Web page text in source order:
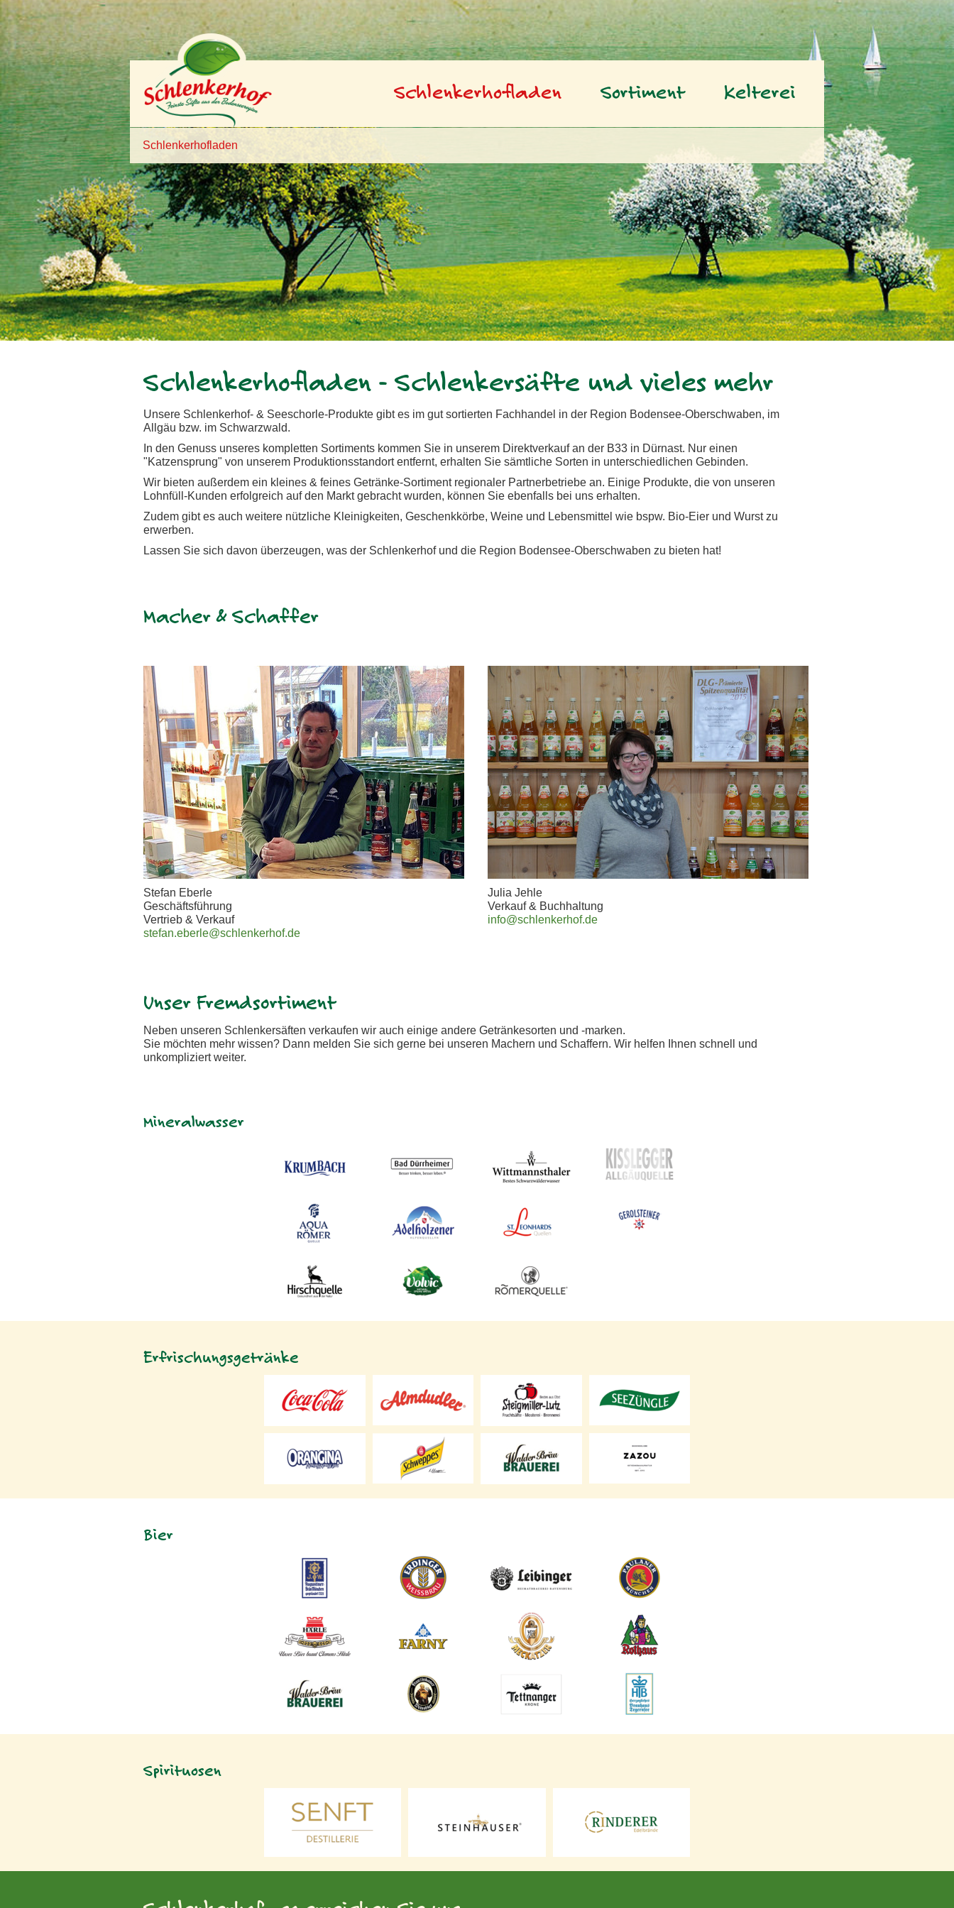
Schlenkerhofladen - Schlenkersäfte und vieles mehr
Unsere Schlenkerhof- & Seeschorle-Produkte gibt es im gut sortierten Fachhandel in der Region Bodensee-Oberschwaben, im
Allgäu bzw. im Schwarzwald.
In den Genuss unseres kompletten Sortiments kommen Sie in unserem Direktverkauf an der B33 in Dürnast. Nur einen
"Katzensprung" von unserem Produktionsstandort entfernt, erhalten Sie sämtliche Sorten in unterschiedlichen Gebinden.
Wir bieten außerdem ein kleines & feines Getränke-Sortiment regionaler Partnerbetriebe an. Einige Produkte, die von unseren
Lohnfüll-Kunden erfolgreich auf den Markt gebracht wurden, können Sie ebenfalls bei uns erhalten.
Zudem gibt es auch weitere nützliche Kleinigkeiten, Geschenkkörbe, Weine und Lebensmittel wie bspw. Bio-Eier und Wurst zu
erwerben.
Lassen Sie sich davon überzeugen, was der Schlenkerhof und die Region Bodensee-Oberschwaben zu bieten hat!
Macher & Schaffer
Stefan Eberle
Geschäftsführung
Vertrieb & Verkauf
stefan.eberle@schlenkerhof.de
Julia Jehle
Verkauf & Buchhaltung
info@schlenkerhof.de
Unser Fremdsortiment
Neben unseren Schlenkersäften verkaufen wir auch einige andere Getränkesorten und -marken.
Sie möchten mehr wissen? Dann melden Sie sich gerne bei unseren Machern und Schaffern. Wir helfen Ihnen schnell und
unkompliziert weiter.
Mineralwasser
Erfrischungsgetränke
Bier
Spirituosen
Schlenkerhofladen
Schlenkerhofladen
Sortiment Kelterei